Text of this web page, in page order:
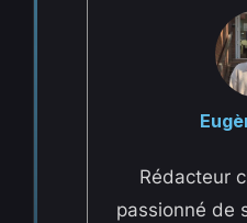
Rédacteur
passionné de